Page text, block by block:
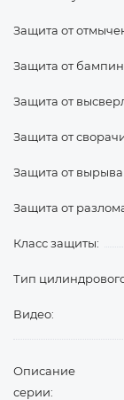
Защита от
Защита от
Защита от
Защита от
Защита от
Защита от
Класс защиты:
Тип
Видео:
Описание
серии: